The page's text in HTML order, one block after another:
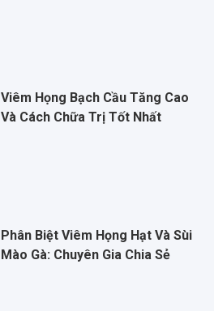
Viêm Họng Bạch Cầu Tăng Cao
Và Cách Chữa Trị Tốt Nhất
Phân Biệt Viêm Họng Hạt Và Sùi
Mào Gà: Chuyên Gia Chia Sẻ